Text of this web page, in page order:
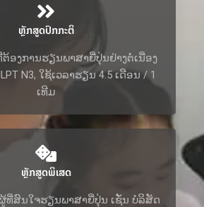
ຫຼັກສູດປົກກະຕິ
ອງການຮຽນພາສາຍີ່ປຸ່ນຢ່າງຕໍ່ເນື່ອງ
N3, ໃຊ້ເວລາຮຽນ 4.5 ເດືອນ / 1
ເທີມ
ຫຼັກສູດພິເສດ
ທີ່ສົນໃຈຮຽນພາສາຍີ່ປຸ່ນ ເຊັ່ນ ບໍລິສັດ